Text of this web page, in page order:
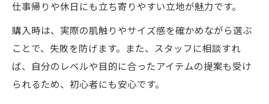
仕事帰りや休日にも立ち寄りやすい立地が魅力です。
購入時は、実際の肌触りやサイズ感を確かめながら選ぶ
ことで、失敗を防げます。また、スタッフに相談すれ
ば、自分のレベルや目的に合ったアイテムの提案も受け
られるため、初心者にも安心です。